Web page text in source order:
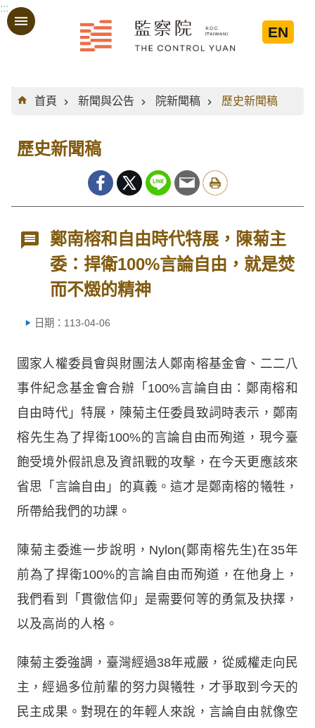
跳到主要內容區塊
:::
EN
:::
首頁
新聞與公告 院新聞稿 歷史新聞稿
歷史新聞稿
鄭南榕和自由時代特展，陳菊主
委：捍衛100%言論自由，就是焚
而不燬的精神
日期：113-04-06
國家人權委員會與財團法人鄭南榕基金會、二二八
事件紀念基金會合辦「100%言論自由：鄭南榕和
自由時代」特展，陳菊主任委員致詞時表示，鄭南
榕先生為了捍衛100%的言論自由而殉道，現今臺
飽受境外假訊息及資訊戰的攻擊，在今天更應該來
省思「言論自由」的真義。這才是鄭南榕的犧牲，
所帶給我們的功課。
陳菊主委進一步說明，Nylon(鄭南榕先生)在35年
前為了捍衛100%的言論自由而殉道，在他身上，
我們看到「貫徹信仰」是需要何等的勇氣及抉擇，
以及高尚的人格。
陳菊主委強調，臺灣經過38年戒嚴，從威權走向民
主，經過多位前輩的努力與犧牲，才爭取到今天的
民主成果。對現在的年輕人來說，言論自由就像空